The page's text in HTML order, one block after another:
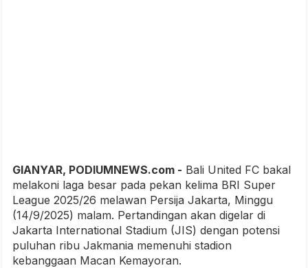
GIANYAR, PODIUMNEWS.com - Bali United FC bakal
melakoni laga besar pada pekan kelima BRI Super
League 2025/26 melawan Persija Jakarta, Minggu
(14/9/2025) malam. Pertandingan akan digelar di
Jakarta International Stadium (JIS) dengan potensi
puluhan ribu Jakmania memenuhi stadion
kebanggaan Macan Kemayoran.